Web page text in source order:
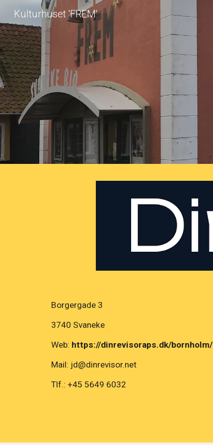
Kulturhuset 'FREM'
Borgergade 3
3740 Svaneke
Web: https://dinrevisoraps.dk/bornholm/
Mail: jd@dinrevisor.net
Tlf.: +45 5649 6032